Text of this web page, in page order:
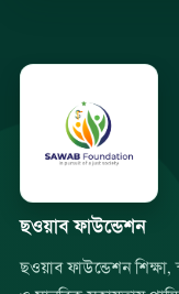
ছওয়াব ফাউন্ডেশন
ছওয়াব ফাউন্ডেশন শিক্ষা,